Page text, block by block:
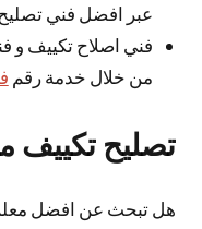
عبر افضل فني
فني اصلاح تكييف و
من خلال خدمة رقم
تصليح تكييف
هل تبحث عن افضل